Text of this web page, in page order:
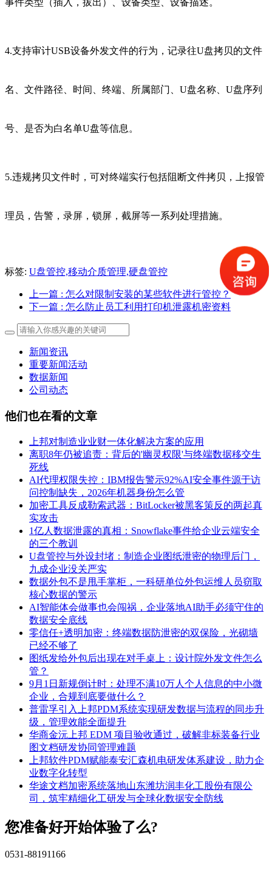
事件类型（插入，拔出）、设备类型、设备描述。
4.支持审计USB设备外发文件的行为，记录往U盘拷贝的文件
名、文件路径、时间、终端、所属部门、U盘名称、U盘序列
号、是否为白名单U盘等信息。
5.违规拷贝文件时，可对终端实行包括阻断文件拷贝，上报管
理员，告警，录屏，锁屏，截屏等一系列处理措施。
标签: U盘管控,移动介质管理,硬盘管控
上一篇 : 怎么对限制安装的某些软件进行管控？
下一篇 : 怎么防止员工利用打印机泄露机密资料
新闻资讯
重要新闻活动
数据新闻
公司动态
他们也在看的文章
上邦对制造业业财一体化解决方案的应用
离职8年仍被追责：背后的'幽灵权限'与终端数据移交生
死线
AI代理权限失控：IBM报告警示92%AI安全事件源于访
问控制缺失，2026年机器身份怎么管
加密工具反成勒索武器：BitLocker被黑客策反的两起真
实攻击
1亿人数据泄露的真相：Snowflake事件给企业云端安全
的三个教训
U盘管控与外设封堵：制造企业图纸泄密的物理后门，
九成企业没关严实
数据外包不是甩手掌柜，一科研单位外包运维人员窃取
核心数据的警示
AI智能体会做事也会闯祸，企业落地AI助手必须守住的
数据安全底线
零信任+透明加密：终端数据防泄密的双保险，光砌墙
已经不够了
图纸发给外包后出现在对手桌上：设计院外发文件怎么
管？
9月1日新规倒计时：处理不满10万人个人信息的中小微
企业，合规到底要做什么？
普雷孚引入上邦PDM系统实现研发数据与流程的同步升
级，管理效能全面提升
华商金沅上邦 EDM 项目验收通过，破解非标装备行业
图文档研发协同管理难题
上邦软件PDM赋能泰安汇森机电研发体系建设，助力企
业数字化转型
华途文档加密系统落地山东潍坊润丰化工股份有限公
司，筑牢精细化工研发与全球化数据安全防线
您准备好开始体验了么?
0531-88191166